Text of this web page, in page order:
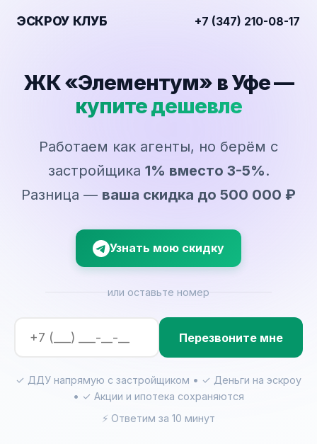
ЭСКРОУ КЛУБ +7 (347) 210-08-17
ЖК «Элементум» в Уфе —
купите дешевле
Работаем как агенты, но берём с
застройщика 1% вместо 3-5%.
Разница — ваша скидка до 500 000 ₽
Узнать мою скидку
или оставьте номер
Перезвоните мне
✓ ДДУ напрямую с застройщиком • ✓ Деньги на эскроу
• ✓ Акции и ипотека сохраняются
⚡ Ответим за 10 минут